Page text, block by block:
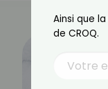
Ainsi que
de CROQ.